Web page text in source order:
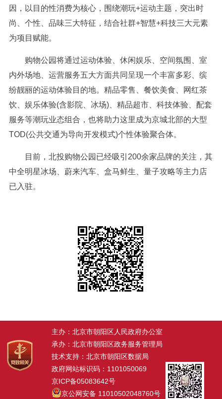
因，以目的性消费为核心，围绕潮玩+运动主题，突出时
尚、个性、品味三大特征，结合社群+智慧+科技三大元素
为项目赋能。
购物公园将通过运动体验、休闲娱乐、空间氛围、室
内外场地、运营服务五大方面共同呈现一个丰富多彩、缤
纷靓丽的运动体验目的地。精品零售、餐饮美食、网红茶
饮、娱乐体验(含影院、冰场)、精品超市、科技体验、配套
服务等潮玩业态组合，也将助力这里成为京城北部的大型
TOD(公共交通为导向开发模式)个性体验聚合体。
目前，北投购物公园已经吸引200余家品牌的关注，其
中全明星冰场、蔚来汽车、盒马鲜生、量子攻略等主力店
已入驻。
主办：北京市朝阳区人民政府办公室
承办：北京市朝阳区政务服务管理局
技术支持：北京市朝阳区数据局
政府网站标识码：1101050069
京ICP备05083642号
京公网安备 11010502048760号